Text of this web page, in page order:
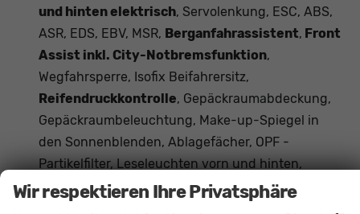
und hinten elektrisch, Servolenkung, ESC, ABS,
ASR, EDS, EBV, MSR, Berganfahrassistent, Front
Assist inkl. City-Notbremsfunktion,
Wegfahrsperre, Isofix Beifahrersitz,
Reifendruckkontrolle, Gepäckraumabdeckung,
Gepäckraumbeleuchtung, Make-up-Spiegel in
den Sonnenblenden, Ablagefächer, OPF -
Partikelfilter, Leseleuchten vorn und hinten,
ParkPilot vorn und hinten,
Wir respektieren Ihre Privatsphäre